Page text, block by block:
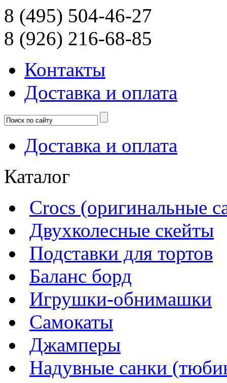
8 (495) 504-46-27
8 (926) 216-68-85
Контакты
Доcтавка и оплата
Доcтавка и оплата
Каталог
Crocs (оригинальные
Двухколесные скейты
Подставки для тортов
Баланс борд
Игрушки-обнимашки
Самокаты
Джамперы
Надувные санки